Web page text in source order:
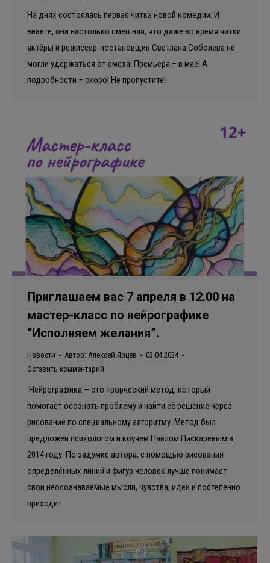
На днях состоялась первая читка новой комедии. И
знаете, она настолько смешная, что даже во время читки
актёры и режиссёр-постановщик Светлана Соболева не
могли удержаться от смеха! Премьера – в мае! А
подробности – скоро! Не пропустите!
Приглашаем вас 7 апреля в 12.00 на
мастер-класс по нейрографике
“Исполняем желания”.
Новости Автор: Алексей Ярцев
03.04.2024
Оставить комментарий
Нейрографика — это творческий метод, который
помогает осознать проблему и найти её решение через
рисование по специальному алгоритму. Метод был
предложен психологом и коучем Павлом Пискаревым в
2014 году. По задумке автора, с помощью рисования
определённых линий и фигур человек лучше понимает
свои неосознаваемые мысли, чувства, идеи и постепенно
приходит…